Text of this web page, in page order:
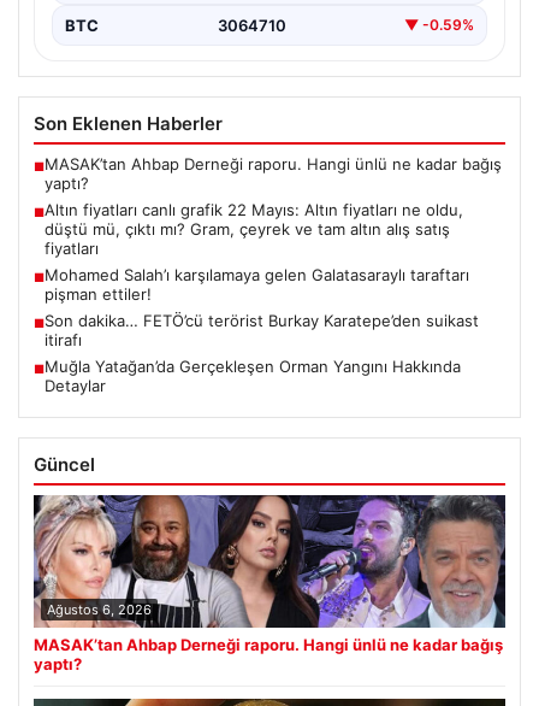
BTC 3064710 ▼ -0.59%
Son Eklenen Haberler
■MASAK’tan Ahbap Derneği raporu. Hangi ünlü ne kadar bağış
yaptı?
■Altın fiyatları canlı grafik 22 Mayıs: Altın fiyatları ne oldu,
düştü mü, çıktı mı? Gram, çeyrek ve tam altın alış satış
fiyatları
■Mohamed Salah’ı karşılamaya gelen Galatasaraylı taraftarı
pişman ettiler!
■Son dakika… FETÖ’cü terörist Burkay Karatepe’den suikast
itirafı
■Muğla Yatağan’da Gerçekleşen Orman Yangını Hakkında
Detaylar
Güncel
Ağustos 6, 2026
MASAK’tan Ahbap Derneği raporu. Hangi ünlü ne kadar bağış
yaptı?